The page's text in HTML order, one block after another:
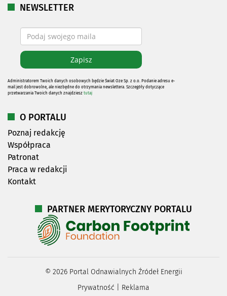
NEWSLETTER
Administratorem Twoich danych osobowych będzie Świat Oze Sp. z o.o. Podanie adresu e-
mail jest dobrowolne, ale niezbędne do otrzymania newslettera. Szczegóły dotyczące
przetwarzania Twoich danych znajdziesz tutaj
O PORTALU
Poznaj redakcję
Współpraca
Patronat
Praca w redakcji
Kontakt
PARTNER MERYTORYCZNY PORTALU
© 2026Portal Odnawialnych Źródeł Energii
Prywatność
Reklama